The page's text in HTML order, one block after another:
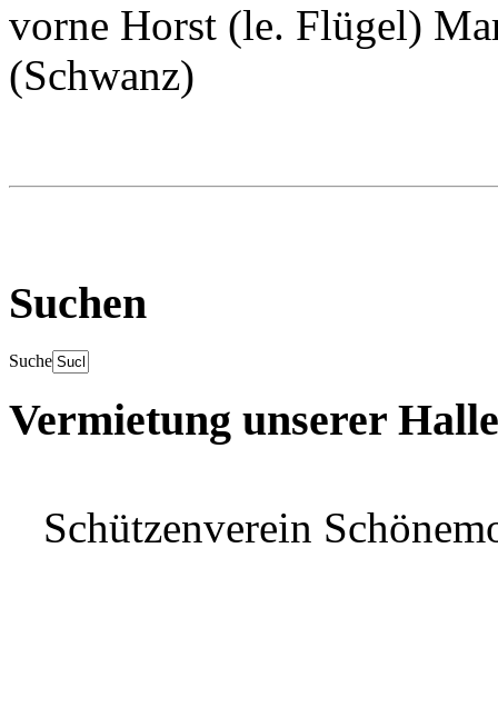
vorne Horst (le. Flügel)
(Schwanz)
Suchen
Suche
Vermietung unserer Halle
Schützenverein